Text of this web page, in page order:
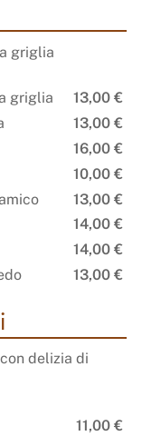
griglia
griglia
13,00 €
13,00 €
16,00 €
10,00 €
13,00 €
14,00 €
14,00 €
13,00 €
delizia di
11,00 €